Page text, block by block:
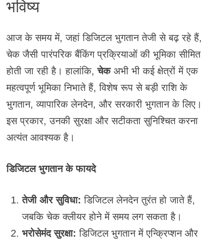
भविष्य
आज के समय में, जहां डिजिटल भुगतान तेजी से बढ़ रहे हैं,
चेक जैसी पारंपरिक बैंकिंग प्रक्रियाओं की भूमिका सीमित
होती जा रही है। हालांकि,चेकअभी भी कई क्षेत्रों में एक
महत्वपूर्ण भूमिका निभाते हैं, विशेष रूप से बड़ी राशि के
भुगतान, व्यापारिक लेनदेन, और सरकारी भुगतान के लिए।
इस प्रकार, उनकी सुरक्षा और सटीकता सुनिश्चित करना
अत्यंत आवश्यक है।
डिजिटल भुगतान के फायदे
तेजी और सुविधा: डिजिटल लेनदेन तुरंत हो जाते हैं,
जबकि चेक क्लीयर होने में समय लग सकता है।
भरोसेमंद सुरक्षा: डिजिटल भुगतान में एन्क्रिप्शन और